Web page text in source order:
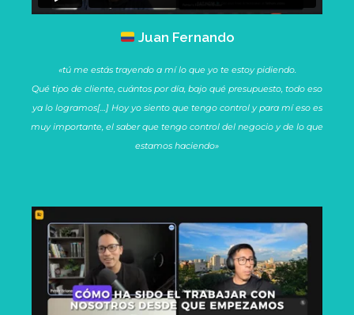
Juan Fernando
«tú me estás trayendo a mí lo que yo te estoy pidiendo.
Qué tipo de cliente, cuántos por día, bajo qué presupuesto, todo eso
ya lo logramos[…] Hoy yo siento que tengo control y para mí eso es
muy importante, el saber que tengo control del negocio y de lo que
estamos haciendo»